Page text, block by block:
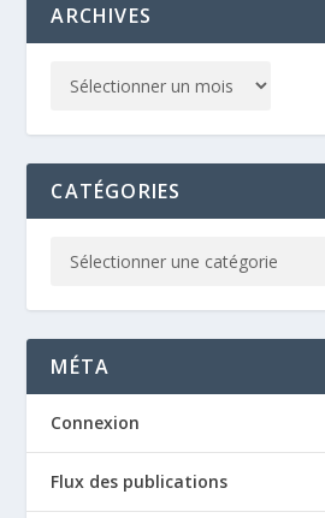
ARCHIVES
CATÉGORIES
MÉTA
Connexion
Flux des publications